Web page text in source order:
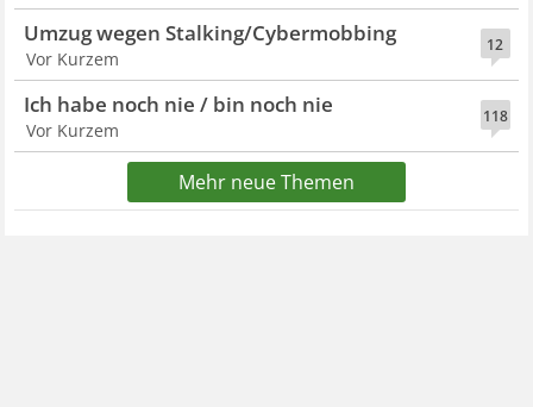
12
Umzug wegen Stalking/Cybermobbing
Vor Kurzem
118
Ich habe noch nie / bin noch nie
Vor Kurzem
Mehr neue Themen